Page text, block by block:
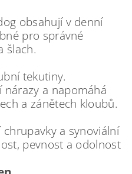
obsahují v denní
pro správné
šlach.
tekutiny.
nárazy a napomáhá
a zánětech kloubů.
a synoviální
pevnost a odolnost